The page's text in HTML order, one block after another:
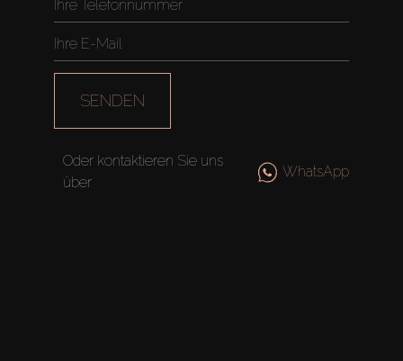
SENDEN
Oder kontaktieren Sie uns
über
WhatsApp